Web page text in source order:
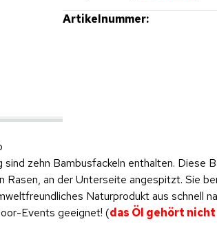
Artikelnummer:
zehn Bambusfackeln enthalten. Diese
an der Unterseite angespitzt. Sie
Naturprodukt aus schnell
Events geeignet! (das Öl gehört